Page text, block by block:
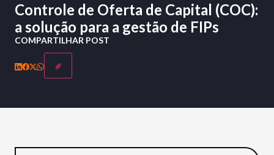
Controle de Oferta de Capital (COC):
a solução para a gestão de FIPs
COMPARTILHAR POST